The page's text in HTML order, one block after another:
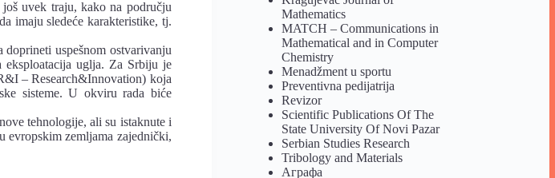
uvek traju, kako na području
imaju sledeće karakteristike, tj.
uspešnom ostvarivanju
uglja. Za Srbiju je
– Research&Innovation) koja
sisteme. U okviru rada biće
tehnologije, ali su istaknute i
evropskim zemljama zajednički,
Mathematics
MATCH – Communications in
Mathematical and in Computer
Chemistry
Menadžment u sportu
Preventivna pedijatrija
Revizor
Scientific Publications Of The
State University Of Novi Pazar
Serbian Studies Research
Tribology and Materials
Аграфа